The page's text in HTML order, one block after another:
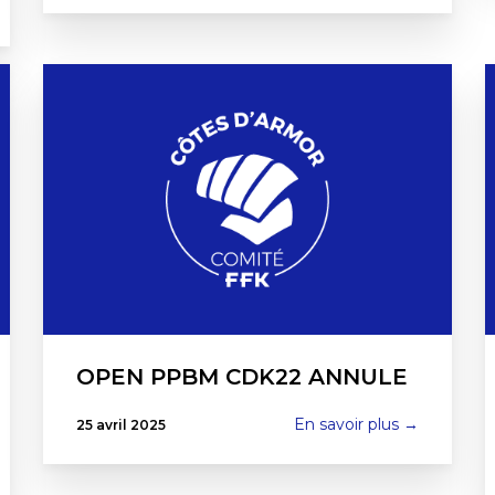
OPEN PPBM CDK22 ANNULE
25 avril 2025 En savoir plus →